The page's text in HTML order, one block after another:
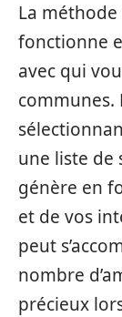
La méthode
fonctionne
avec qui
communes.
une liste de
génère en
et de vos
peut
nombre
précieux